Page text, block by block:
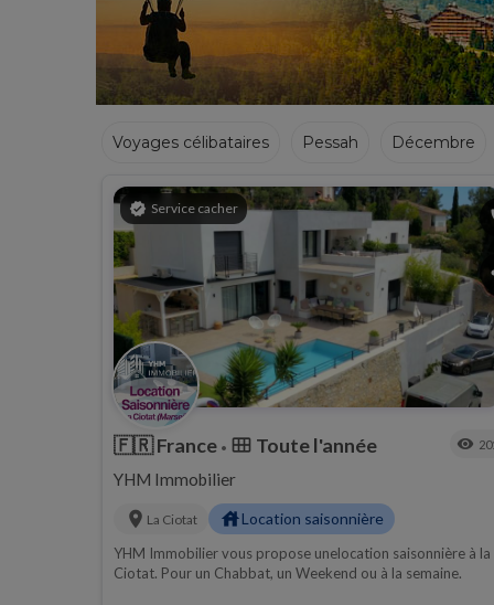
Voyages célibataires Pessah Décembre
Hiver
verified Service cacher
🇫🇷France • calendar_view_month Toute l'année visibility
YHM Immobilier
location_on La Ciotat houseLocation saisonnière
YHM Immobilier vous propose unelocation saisonnière à la
Ciotat. Pour un Chabbat, un Weekend ou à la semaine.